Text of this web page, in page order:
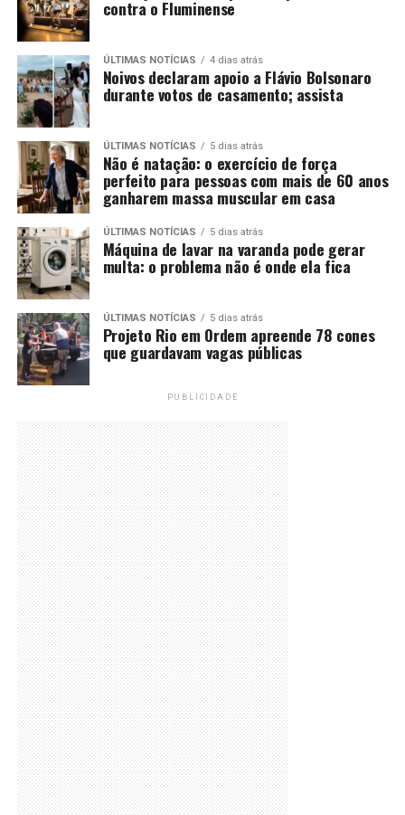
contra o Fluminense
ÚLTIMAS NOTÍCIAS 4 dias atrás
Noivos declaram apoio a Flávio Bolsonaro
durante votos de casamento; assista
ÚLTIMAS NOTÍCIAS 5 dias atrás
Não é natação: o exercício de força
perfeito para pessoas com mais de 60 anos
ganharem massa muscular em casa
ÚLTIMAS NOTÍCIAS 5 dias atrás
Máquina de lavar na varanda pode gerar
multa: o problema não é onde ela fica
ÚLTIMAS NOTÍCIAS 5 dias atrás
Projeto Rio em Ordem apreende 78 cones
que guardavam vagas públicas
PUBLICIDADE